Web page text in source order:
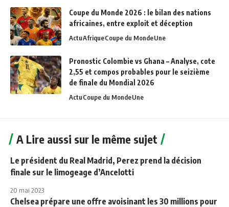
Coupe du Monde 2026 : le bilan des nations
africaines, entre exploit et déception
ActuAfriqueCoupe du MondeUne
Pronostic Colombie vs Ghana – Analyse, cote
2,55 et compos probables pour le seizième
de finale du Mondial 2026
ActuCoupe du MondeUne
A Lire aussi sur le même sujet
Le président du Real Madrid, Perez prend la décision
finale sur le limogeage d’Ancelotti
20 mai 2023
Chelsea prépare une offre avoisinant les 30 millions pour